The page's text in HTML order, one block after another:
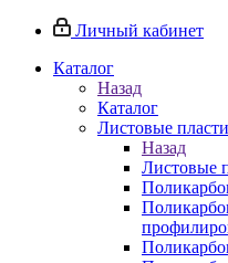
Личный кабинет
Каталог
Назад
Каталог
Листовые
Назад
Листовые